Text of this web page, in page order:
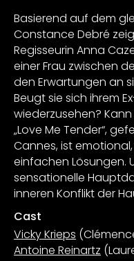
Basierend auf dem
Constance Debré
Regisseurin Anna
einer Frau zwischen
den Erwartungen an
Beugt sie sich ihrem
wiederzusehen?
„Love Me Tender“,
Cannes, ist
einfachen Lösungen.
sensationelle
inneren Konflikt der
Cast
Vicky Krieps
Antoine Reinartz